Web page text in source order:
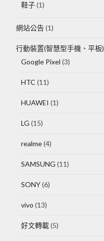
鞋子(1)
網站公告(1)
行動裝置(智慧型手機、平板)
Google Pixel (3)
HTC (11)
HUAWEI (1)
LG (15)
realme(4)
SAMSUNG (11)
SONY(6)
vivo (13)
好文轉載(5)